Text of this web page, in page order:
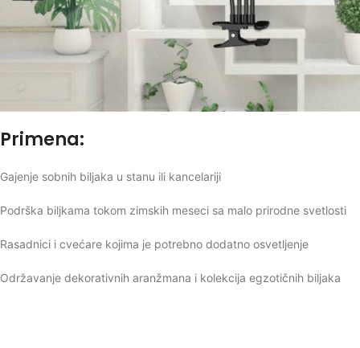
Primena:
Gajenje sobnih biljaka u stanu ili kancelariji
Podrška biljkama tokom zimskih meseci sa malo prirodne svetlosti
Rasadnici i cvećare kojima je potrebno dodatno osvetljenje
Održavanje dekorativnih aranžmana i kolekcija egzotičnih biljaka